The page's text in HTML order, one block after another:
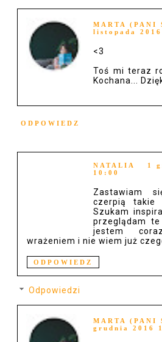
MARTA (PANI
listopada
<3
Toś mi teraz
Kochana...
ODPOWIEDZ
NATALIA
1
10:00
Zastawiam
czerpią takie
Szukam
przeglądam
jestem
wrażeniem i nie wiem już
ODPOWIEDZ
Odpowiedzi
MARTA (PANI
grudnia 2016